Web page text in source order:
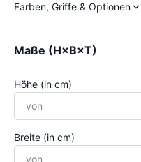
Farben, Griffe & Optionen
Maße (H×B×T)
Höhe (in cm)
Breite (in cm)